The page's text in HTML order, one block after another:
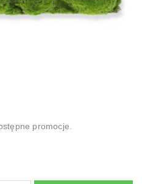
promocje.